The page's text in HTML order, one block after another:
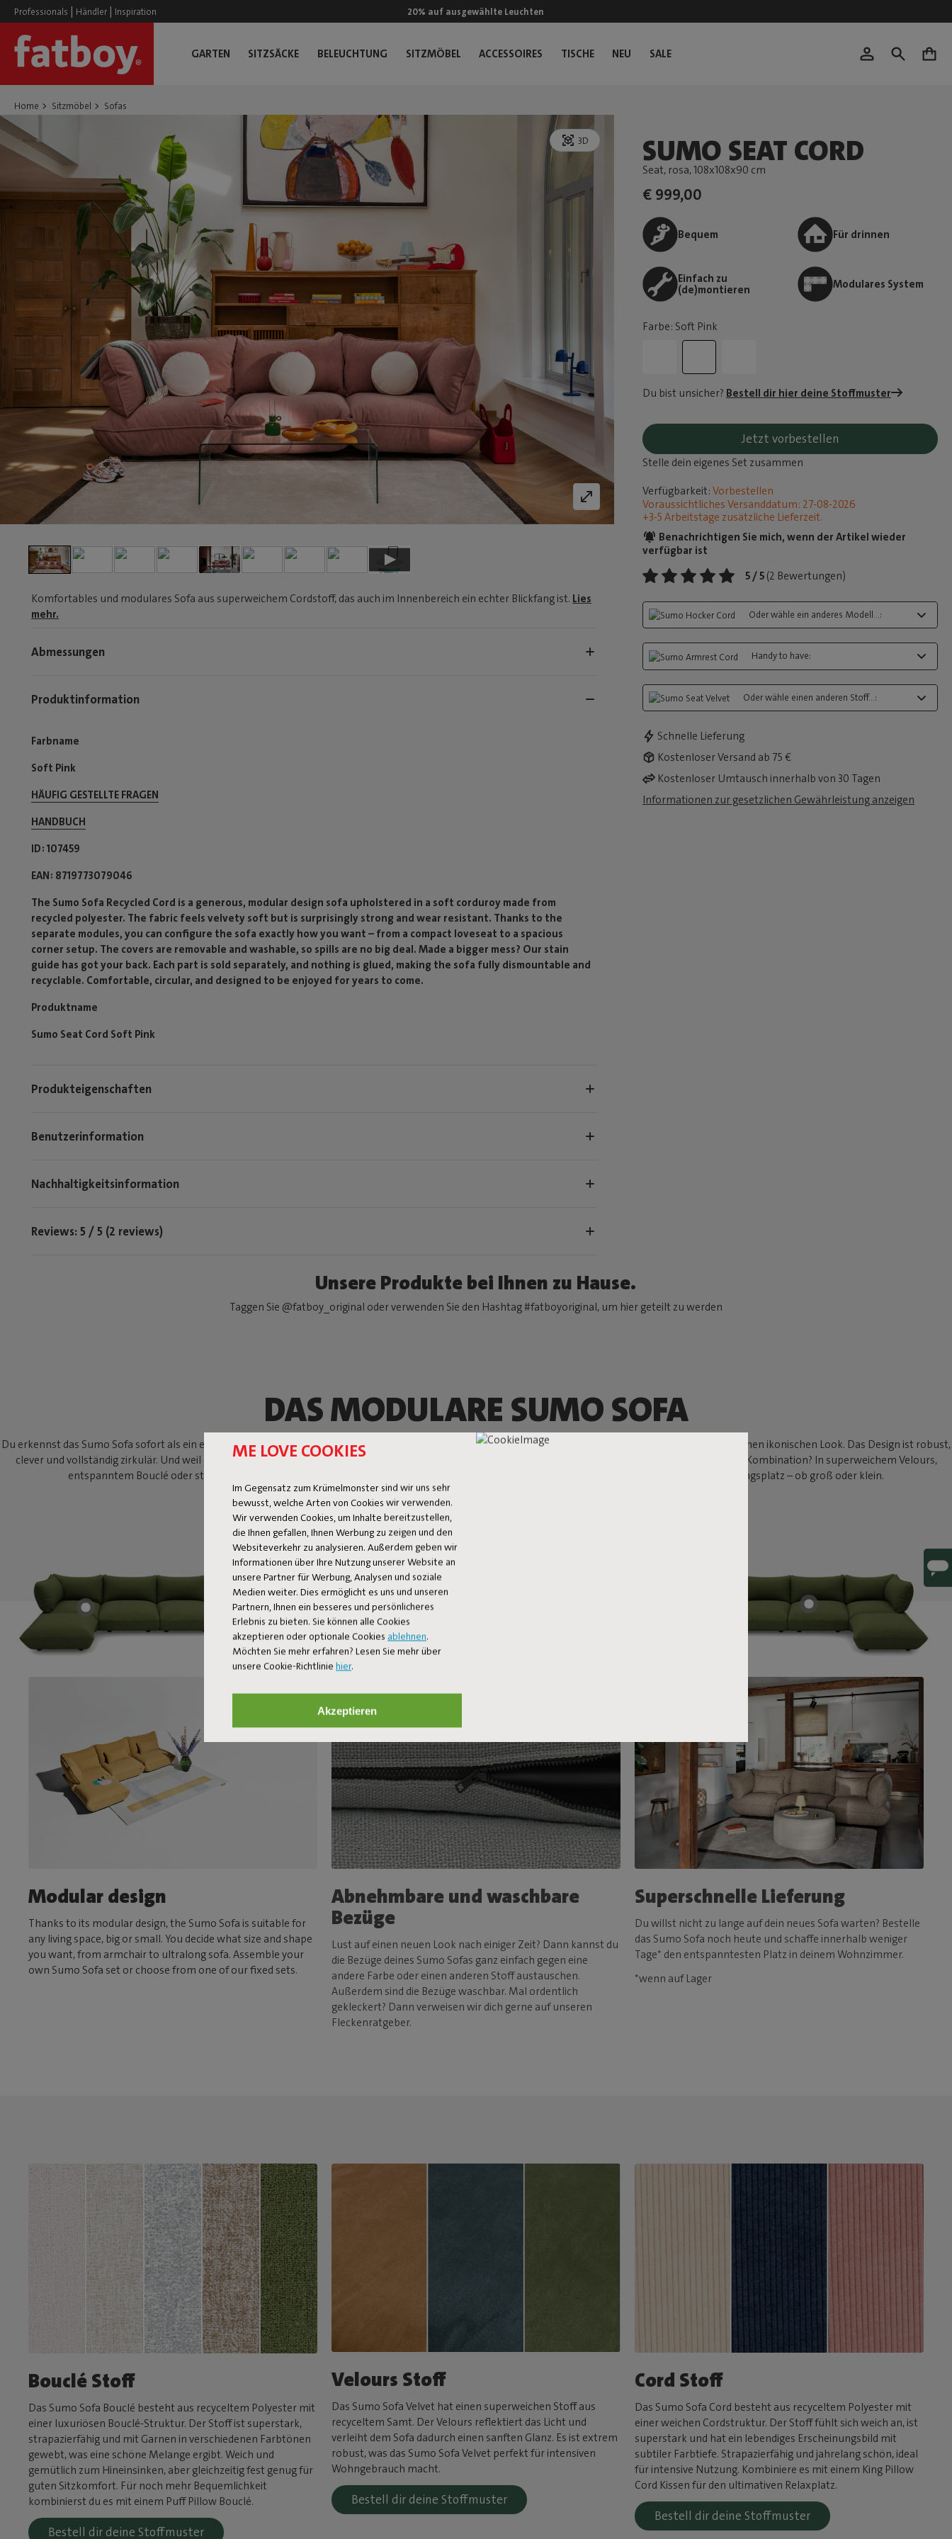
ME LOVE COOKIES
Im Gegensatz zum Krümelmonster sind wir uns sehr
bewusst, welche Arten von Cookies wir verwenden.
Wir verwenden Cookies, um Inhalte bereitzustellen,
die Ihnen gefallen, Ihnen Werbung zu zeigen und den
Websiteverkehr zu analysieren. Außerdem geben wir
Informationen über Ihre Nutzung unserer Website an
unsere Partner für Werbung, Analysen und soziale
Medien weiter. Dies ermöglicht es uns und unseren
Partnern, Ihnen ein besseres und persönlicheres
Erlebnis zu bieten. Sie können alle Cookies
akzeptieren oder optionale Cookies ablehnen.
Möchten Sie mehr erfahren? Lesen Sie mehr über
unsere Cookie-Richtlinie hier.
Akzeptieren
Professionals | Händler | Inspiration 20% auf ausgewählte Leuchten
GARTEN SITZSÄCKE BELEUCHTUNG SITZMÖBEL ACCESSOIRES TISCHE NEU SALE 0
Home Sitzmöbel Sofas
3D SUMO SEAT CORD
Seat, rosa, 108x108x90 cm
€ 999,00
Bequem Für drinnen
Einfach zu
(de)montieren
Modulares System
Farbe: Soft Pink
Du bist unsicher? Bestell dir hier deine Stoffmuster
Jetzt vorbestellen
Stelle dein eigenes Set zusammen
Verfügbarkeit: Vorbestellen
Voraussichtliches Versanddatum: 27-08-2026
+3-5 Arbeitstage zusätzliche Lieferzeit.
Benachrichtigen Sie mich, wenn der Artikel wieder
verfügbar ist
5 / 5 (2 Bewertungen)
Oder wähle ein anderes Modell...:
Handy to have:
Oder wähle einen anderen Stoff...:
Schnelle Lieferung
Kostenloser Versand ab 75 €
Kostenloser Umtausch innerhalb von 30 Tagen
Informationen zur gesetzlichen Gewährleistung anzeigen
Komfortables und modulares Sofa aus superweichem Cordstoff, das auch im Innenbereich ein echter Blickfang ist. Lies
mehr.
Abmessungen
Produktinformation
Farbname
Soft Pink
HÄUFIG GESTELLTE FRAGEN
HANDBUCH
ID 107459
EAN 8719773079046
The Sumo Sofa Recycled Cord is a generous, modular design sofa upholstered in a soft corduroy made from
recycled polyester. The fabric feels velvety soft but is surprisingly strong and wear resistant. Thanks to the
separate modules, you can configure the sofa exactly how you want – from a compact loveseat to a spacious
corner setup. The covers are removable and washable, so spills are no big deal. Made a bigger mess? Our stain
guide has got your back. Each part is sold separately, and nothing is glued, making the sofa fully dismountable and
recyclable. Comfortable, circular, and designed to be enjoyed for years to come.
Produktname
Sumo Seat Cord Soft Pink
Produkteigenschaften
Benutzerinformation
Nachhaltigkeitsinformation
Reviews: 5 / 5 (2 reviews)
Unsere Produkte bei Ihnen zu Hause.
Taggen Sie @fatboy_original oder verwenden Sie den Hashtag #fatboyoriginal, um hier geteilt zu werden
DAS MODULARE SUMO SOFA
Du erkennst das Sumo Sofa sofort als ein echtes Fatboy-Design. Dieses Sofa ist großzügig, inspiriert von einem Haufen Kissen – und genau das verleiht ihm seinen ikonischen Look. Das Design ist robust,
clever und vollständig zirkulär. Und weil es modular ist, kannst du dich entspannen, wie du willst. Lust auf ein kompaktes Loveseat oder eine große Ecksofa-Kombination? In superweichem Velours,
entspanntem Bouclé oder strapazierfähigem Cord? Mit dem Sumo Sofa ist alles möglich. Kombiniere, wie es dir gefällt, und schaffe deinen Lieblingsplatz – ob groß oder klein.
Jetzt shoppen
Modular design
Thanks to its modular design, the Sumo Sofa is suitable for
any living space, big or small. You decide what size and shape
you want, from armchair to ultralong sofa. Assemble your
own Sumo Sofa set or choose from one of our fixed sets.
Abnehmbare und waschbare
Bezüge
Lust auf einen neuen Look nach einiger Zeit? Dann kannst du
die Bezüge deines Sumo Sofas ganz einfach gegen eine
andere Farbe oder einen anderen Stoff austauschen.
Außerdem sind die Bezüge waschbar. Mal ordentlich
gekleckert? Dann verweisen wir dich gerne auf unseren
Fleckenratgeber.
Superschnelle Lieferung
Du willst nicht zu lange auf dein neues Sofa warten? Bestelle
das Sumo Sofa noch heute und schaffe innerhalb weniger
Tage* den entspanntesten Platz in deinem Wohnzimmer.
*wenn auf Lager
Bouclé Stoff
Das Sumo Sofa Bouclé besteht aus recyceltem Polyester mit
einer luxuriösen Bouclé-Struktur. Der Stoff ist superstark,
strapazierfähig und mit Garnen in verschiedenen Farbtönen
gewebt, was eine schöne Melange ergibt. Weich und
gemütlich zum Hineinsinken, aber gleichzeitig fest genug für
guten Sitzkomfort. Für noch mehr Bequemlichkeit
kombinierst du es mit einem Puff Pillow Bouclé.
Bestell dir deine Stoffmuster
Velours Stoff
Das Sumo Sofa Velvet hat einen superweichen Stoff aus
recyceltem Samt. Der Velours reflektiert das Licht und
verleiht dem Sofa dadurch einen sanften Glanz. Es ist extrem
robust, was das Sumo Sofa Velvet perfekt für intensiven
Wohngebrauch macht.
Bestell dir deine Stoffmuster
Cord Stoff
Das Sumo Sofa Cord besteht aus recyceltem Polyester mit
einer weichen Cordstruktur. Der Stoff fühlt sich weich an, ist
superstark und hat ein lebendiges Erscheinungsbild mit
subtiler Farbtiefe. Strapazierfähig und jahrelang schön, ideal
für intensive Nutzung. Kombiniere es mit einem King Pillow
Cord Kissen für den ultimativen Relaxplatz.
Bestell dir deine Stoffmuster